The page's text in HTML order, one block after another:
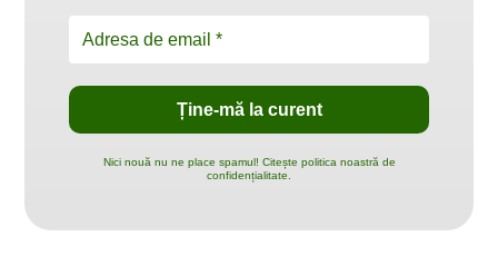
Nici nouă nu ne place spamul! Citește politica noastră de
confidențialitate.